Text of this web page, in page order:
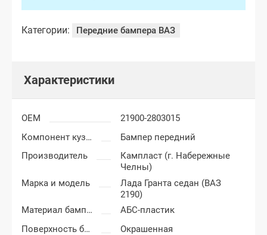
Категории: Передние бампера ВАЗ
Характеристики
OEM
21900-2803015
Компонент кузова
Бампер передний
Производитель
Кампласт (г. Набережные
Челны)
Марка и модель
Лада Гранта седан (ВАЗ
2190)
Материал бампера
АБС-пластик
Поверхность бампера
Окрашенная